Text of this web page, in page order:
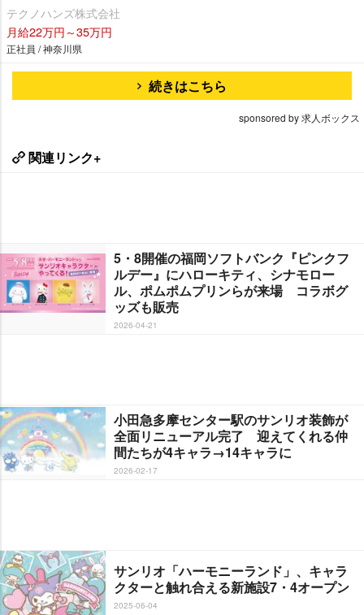
テクノハンズ株式会社
月給22万円～35万円
正社員 / 神奈川県
続きはこちら
sponsored by 求人ボックス
関連リンク+
5・8開催の福岡ソフトバンク『ピンクフ
ルデー』にハローキティ、シナモロー
ル、ポムポムプリンらが来場 コラボグ
ッズも販売
2026-04-21
小田急多摩センター駅のサンリオ装飾が
全面リニューアル完了 迎えてくれる仲
間たちが4キャラ→14キャラに
2026-02-17
サンリオ「ハーモニーランド」、キャラ
クターと触れ合える新施設7・4オープン
2025-06-04